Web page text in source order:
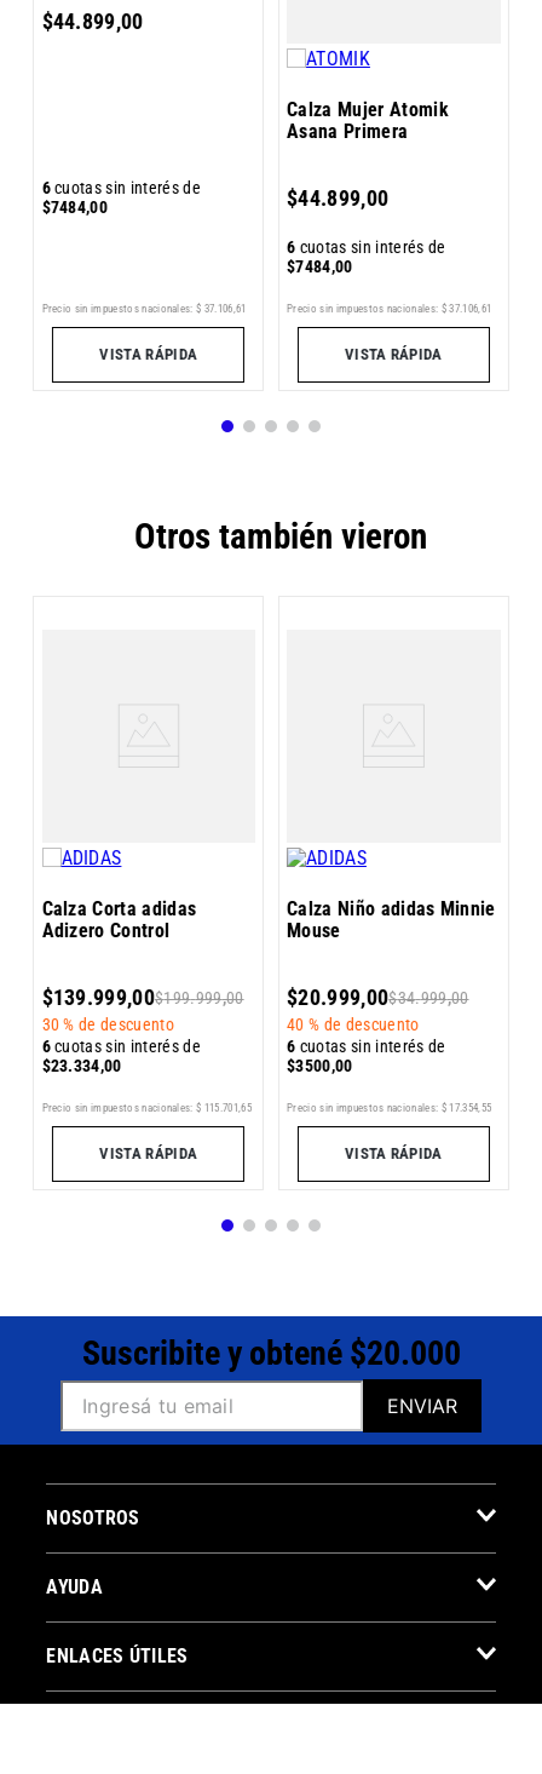
$44.899,00
6cuotas sin interés de
$7484,00
Precio sin impuestos nacionales: $ 37.106,61
VISTA RÁPIDA
Calza Mujer Atomik
Asana Primera
$44.899,00
6 cuotas sin interés de
$7484,00
Precio sin impuestos nacionales: $ 37.106,61
VISTA RÁPIDA
Otros también vieron
Calza Corta adidas
Adizero Control
$139.999,00$199.999,00
30 % de descuento
6cuotas sin interés de
$23.334,00
Precio sin impuestos nacionales: $ 115.701 ,65
VISTA RÁPIDA
Calza Niño adidas Minnie
Mouse
$20.999,00$34.999,00
40 % de descuento
6 cuotas sin interés de
$3500,00
Precio sin impuestos nacionales: $ 17.354,55
VISTA RÁPIDA
Suscribite y obtené $20.000
ENVIAR
NOSOTROS
AYUDA
ENLACES ÚTILES